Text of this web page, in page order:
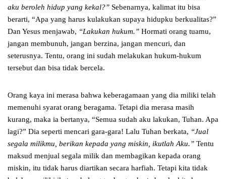
aku beroleh hidup yang kekal?” Sebenarnya, kalimat itu bisa
berarti, “Apa yang harus kulakukan supaya hidupku berkualitas?”
Dan Yesus menjawab, “Lakukan hukum.” Hormati orang tuamu,
jangan membunuh, jangan berzina, jangan mencuri, dan
seterusnya. Tentu, orang ini sudah melakukan hukum-hukum
tersebut dan bisa tidak bercela.
Orang kaya ini merasa bahwa keberagamaan yang dia miliki telah
memenuhi syarat orang beragama. Tetapi dia merasa masih
kurang, maka ia bertanya, “Semua sudah aku lakukan, Tuhan. Apa
lagi?” Dia seperti mencari gara-gara! Lalu Tuhan berkata, “Jual
segala milikmu, berikan kepada yang miskin, ikutlah Aku.” Tentu
maksud menjual segala milik dan membagikan kepada orang
miskin, itu tidak harus diartikan secara harfiah. Tetapi kita tidak